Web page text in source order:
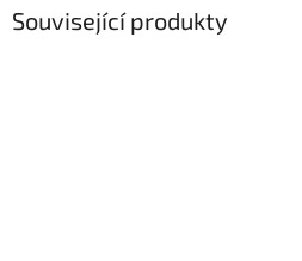
Související produkty